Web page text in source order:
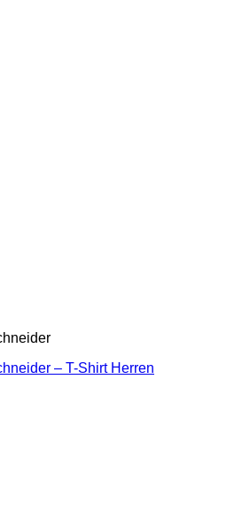
– T-Shirt Herren